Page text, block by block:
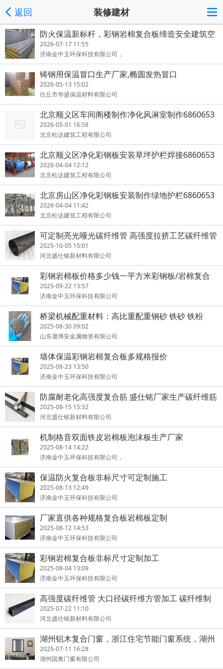
返回 装修建材
防火保温新标杆，彩钢岩棉复合板缔造安全建筑空
间
2026-07-17 11:55
济南金中玉环保科技有限公司，
铸钢用保温冒口生产厂家,椭圆发热冒口
2026-05-13 15:02
任丘市华盛保温材料有限公司
北京顺义区车间阁楼制作净化风淋室制作6860653
2
2026-05-01 16:58
北京松达建筑工程有限公司
北京顺义区净化彩钢板安装草坪护栏焊接6860653
2
2026-04-04 12:12
北京松达建筑工程有限公司
北京房山区净化彩钢板安装制作绿地护栏6860653
2
2026-04-04 11:42
北京松达建筑工程有限公司
可定制亮光哑光碳纤维管 高强度拉挤工艺碳纤维管
2025-10-05 15:01
河北盛仕铭新材料有限公司
彩钢岩棉板价格多少钱一平方米彩钢板/岩棉复合
板/净化板厂家
2025-09-22 13:57
济南金中玉环保科技有限公司
桥梁机械配重材料：高比重配重钢砂 铁砂 铁粉
2025-08-30 09:02
山东晟博安金属物资有限公司
墙体保温彩钢岩棉复合板多规格报价
2025-08-23 13:50
济南金中玉环保科技有限公司
防腐耐老化高强度复合筋 盛仕铭厂家生产碳纤维筋
2025-08-15 15:32
河北盛仕铭新材料有限公司
机制格音双面铁皮岩棉板泡沫板生产厂家
2025-08-14 14:22
济南金中玉环保科技有限公司，
保温防火复合板非标尺寸可定制施工
2025-08-13 12:49
济南金中玉环保科技有限公司
厂家直供各种规格复合板岩棉板定制
2025-08-12 14:53
济南金中玉环保科技有限公司
彩钢岩棉复合板非标尺寸定制加工
2025-08-04 13:09
济南金中玉环保科技有限公司
高强度碳纤维管 大口径碳纤维方管加工 碳纤维制
品
2025-07-22 11:10
河北盛仕铭新材料有限公司
湖州铝木复合门窗，浙江住宅节能门窗系统，湖州
住宅阳光房
2025-07-11 16:28
湖州国奥门窗有限公司